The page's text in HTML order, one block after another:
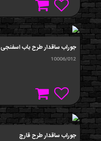
جوراب ساقدار طرح باب اسفنجی
10006/012
جوراب ساقدار طرح قارچ